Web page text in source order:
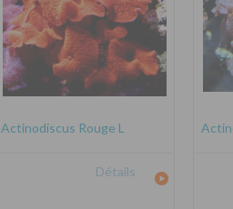
Actinodiscus Rouge L
Détails